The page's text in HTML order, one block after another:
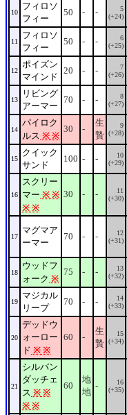
10
フィロソ
フィー
50 - -
5
(+24)
11
フィロソ
フィー
50 - -
6
(+25)
12
ポイズン
マインド
20 - -
7
(+26)
13
リビング
アーマー
70 - -
8
(+27)
14
パイロク
ルス ※ ※
30 -
生
贄
9
(+28)
15
クイック
サンド
100 - -
10
(+29)
16
スクリー
マー ※ ※
※ ※
30 - -
11
(+30)
17
マグマア
ーマー
70 - -
12
(+31)
18
ウッドフ
ォーク ※
75 - -
13
(+32)
19
マジカル
リープ
70 - -
14
(+33)
20
デッドウ
ォーロー
ド ※ ※
60 -
生
贄
15
(+34)
21
シルバン
ダッチェ
ス ※ ※
※ ※
60
地
地
-
16
(+35)